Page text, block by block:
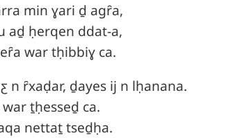
min ɣari ḏ agȓa,
aḏ ḥerqen ddat-a,
war tḥibbiɣ ca.
n ȓxaḍar, ḏayes ij n lḥanana.
ṯḥesseḏ ca.
nettaṯ tseḏḥa.